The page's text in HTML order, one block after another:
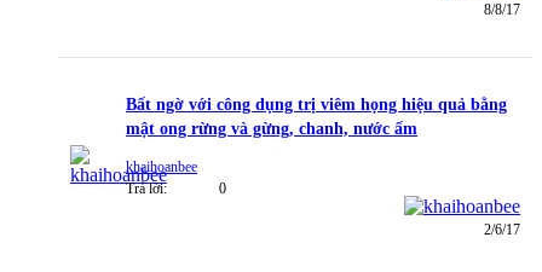
8/8/17
Bất ngờ với công dụng trị viêm họng hiệu quả bằng
mật ong rừng và gừng, chanh, nước ấm
khaihoanbee
Trả lời:
0
2/6/17